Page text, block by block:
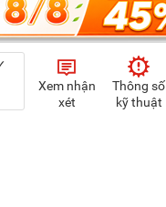
Xem nhận
xét
Thông số
kỹ thuật